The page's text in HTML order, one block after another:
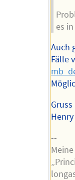
es
Auch
Fälle
Gruss
Henry
--